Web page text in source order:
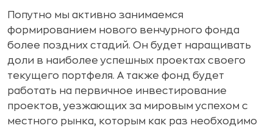
Попутно мы активно занимаемся
формированием нового венчурного фонда
более поздних стадий. Он будет наращивать
доли в наиболее успешных проектах своего
текущего портфеля. А также фонд будет
работать на первичное инвестирование
проектов, уезжающих за мировым успехом с
местного рынка, которым как раз необходимо